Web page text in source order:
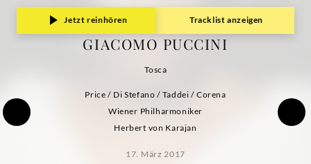
Jetzt reinhören Tracklist anzeigen
GIACOMO PUCCINI
Tosca
Price / Di Stefano / Taddei / Corena
Wiener Philharmoniker
Herbert von Karajan
17. März 2017